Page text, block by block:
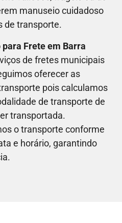
manuseio cuidadoso
de transporte.
Frete em Barra
de fretes municipais
oferecer as
pois calculamos
de transporte de
transportada.
o transporte conforme
e horário, garantindo